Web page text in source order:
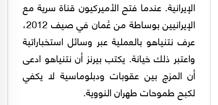
الإيرانية. عندما فتح الأميركيون قناة سرية مع
الإيرانيين بوساطة من عُمان في صيف 2012،
عرف نتنياهو بالعملية عبر وسائل استخباراتية
واعتبر ذلك خيانة. يكتب بيرنز أن نتنياهو ادعى
أن المزج بين عقوبات ودبلوماسية لا يكفي
لكبح طموحات طهران النووية.